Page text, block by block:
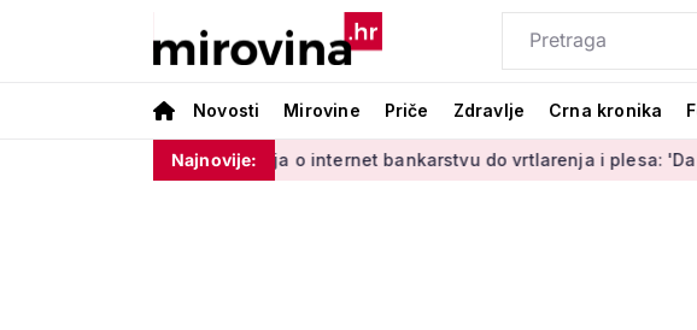
Novosti Mirovine Priče Zdravlje Crna kronika
Najnovije:
Od učenja o internet bankarstvu do vrtlarenja i plesa: 'Da starije